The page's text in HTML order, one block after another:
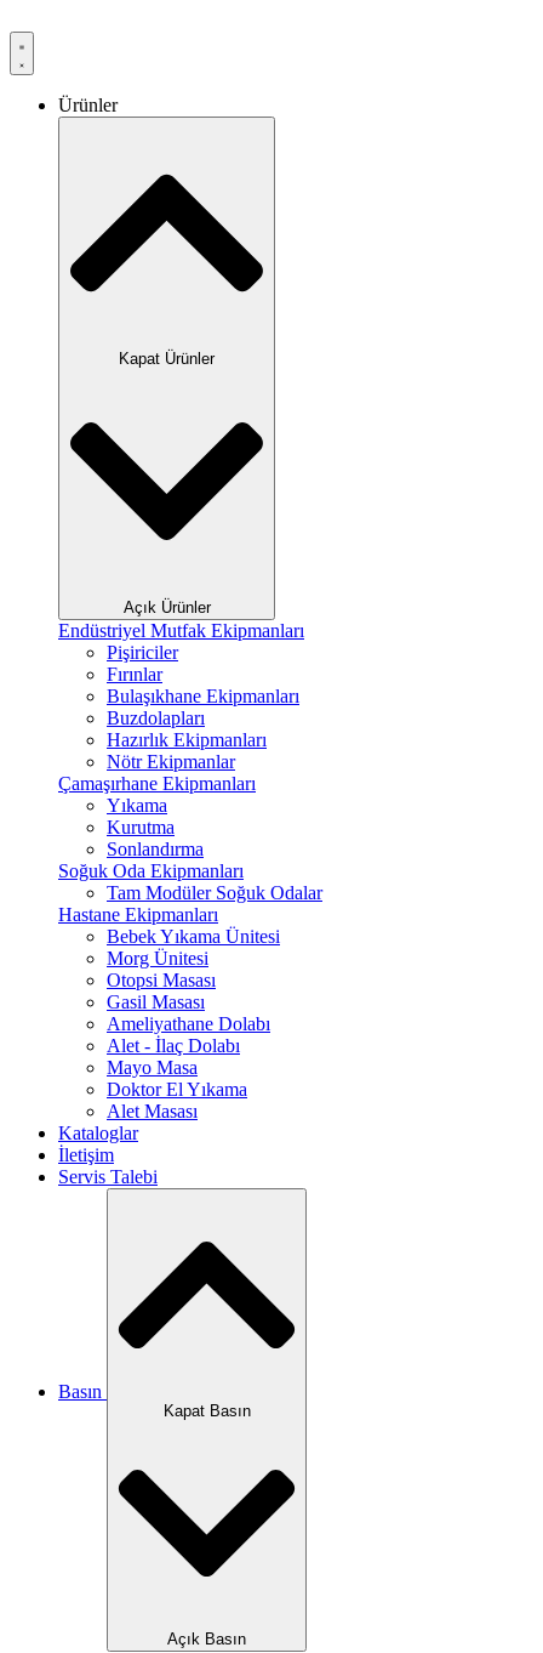
Ürünler
Kapat Ürünler
Açık Ürünler
Endüstriyel Mutfak Ekipmanları
Pişiriciler
Fırınlar
Bulaşıkhane Ekipmanları
Buzdolapları
Hazırlık Ekipmanları
Nötr Ekipmanlar
Çamaşırhane Ekipmanları
Yıkama
Kurutma
Sonlandırma
Soğuk Oda Ekipmanları
Tam Modüler Soğuk Odalar
Hastane Ekipmanları
Bebek Yıkama Ünitesi
Morg Ünitesi
Otopsi Masası
Gasil Masası
Ameliyathane Dolabı
Alet - İlaç Dolabı
Mayo Masa
Doktor El Yıkama
Alet Masası
Kataloglar
İletişim
Servis Talebi
Basın
Kapat Basın
Açık Basın